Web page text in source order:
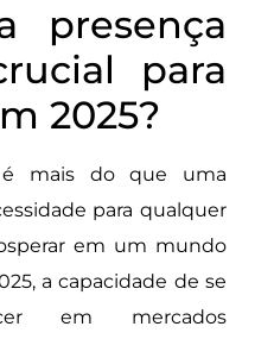
presença
para
2025?
mais do que uma
para qualquer
em um mundo
a capacidade de se
em mercados